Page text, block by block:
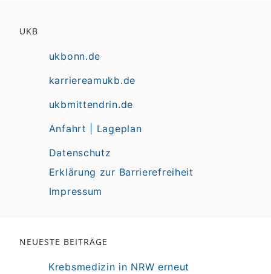
UKB
ukbonn.de
karriereamukb.de
ukbmittendrin.de
Anfahrt | Lageplan
Datenschutz
Erklärung zur Barrierefreiheit
Impressum
NEUESTE BEITRÄGE
Krebsmedizin in NRW erneut